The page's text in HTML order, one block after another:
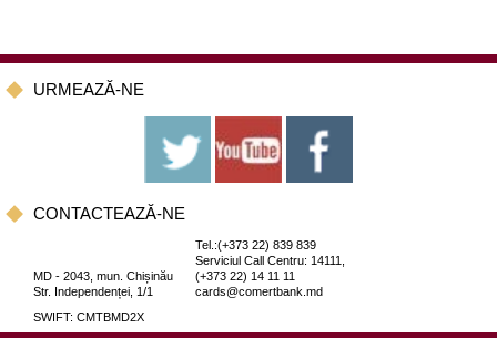
URMEAZĂ-NE
CONTACTEAZĂ-NE
MD - 2043, mun. Chișinău
Str. Independenței, 1/1
Tel.:(+373 22) 839 839
Serviciul Call Centru: 14111,
(+373 22) 14 11 11
cards@comertbank.md
SWIFT: CMTBMD2X